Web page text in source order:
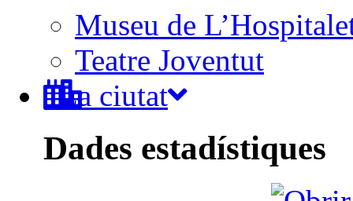
Museu de
Teatre Joventut
La ciutat
Dades estadístiques